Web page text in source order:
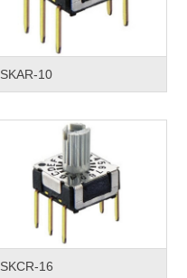
SKAR-10
SKCR-16